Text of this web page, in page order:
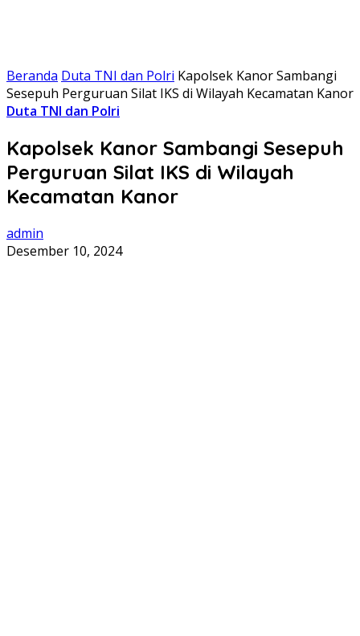
Beranda Duta TNI dan Polri Kapolsek Kanor Sambangi
Sesepuh Perguruan Silat IKS di Wilayah Kecamatan Kanor
Duta TNI dan Polri
Kapolsek Kanor Sambangi Sesepuh
Perguruan Silat IKS di Wilayah
Kecamatan Kanor
admin
Desember 10, 2024